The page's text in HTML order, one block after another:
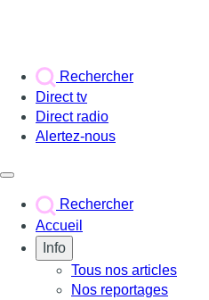
Rechercher
Direct tv
Direct radio
Alertez-nous
Rechercher
Accueil
Info
Tous nos articles
Nos reportages